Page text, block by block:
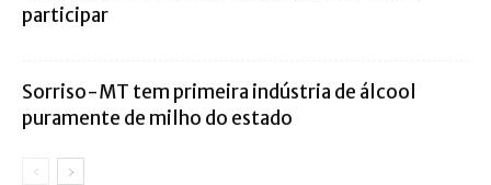
participar
Sorriso-MT tem primeira indústria de álcool
puramente de milho do estado